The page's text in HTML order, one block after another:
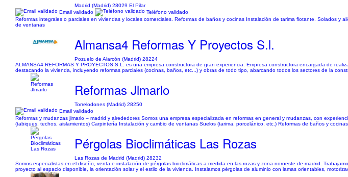
Madrid (Madrid) 28029 El Pilar
Email validado
Teléfono validado
Reformas integrales o parciales en viviendas y locales comerciales. Reformas de baños y cocinas Instalación de tarima flotante. Solados y
de ventanas
Almansa4 Reformas Y Proyectos S.l.
Pozuelo de Alarcón (Madrid) 28224
ALMANSA4 REFORMAS Y PROYECTOS S.L. es una empresa constructora de gran experiencia. Empresa constructora encargada de
destacando la vivienda, incluyendo reformas parciales (cocinas, baños, etc...) y obras de todo tipo, abarcando todos los sectores de la
Reformas Jlmarlo
Torrelodones (Madrid) 28250
Email validado
Reformas y mudanzas jlmarlo – madrid y alrededores Somos una empresa especializada en reformas en general y mudanzas, con
(tabiques, techos, aislamientos) Carpintería Instalación y cambio de ventanas Suelos (tarima, porcelánico, etc.) Reformas de baños y
Pérgolas Bioclimáticas Las Rozas
Las Rozas de Madrid (Madrid) 28232
Somos especialistas en el diseño, venta e instalación de pérgolas bioclimáticas a medida en las rozas y zona noroeste de madrid.
proyecto al espacio disponible, la orientación solar y el estilo de la vivienda. Instalamos pérgolas de aluminio con lamas orientables,